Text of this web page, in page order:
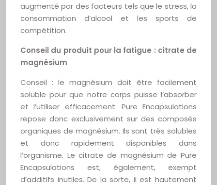
augmenté par des facteurs tels que le stress, la
consommation d’alcool et les sports de
compétition.
Conseil du produit pour la fatigue : citrate de
magnésium
Conseil : le magnésium doit être facilement
soluble pour que notre corps puisse l’absorber
et l’utiliser efficacement. Pure Encapsulations
repose donc exclusivement sur des composés
organiques de magnésium. Ils sont très solubles
et donc rapidement disponibles dans
l’organisme. Le citrate de magnésium de Pure
Encapsulations est, également, exempt
d’additifs inutiles. De la sorte, il est hautement